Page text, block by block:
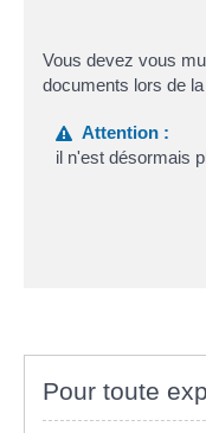
Vous devez vous
documents lors de
Attention :
il n'est désormais
Pour toute